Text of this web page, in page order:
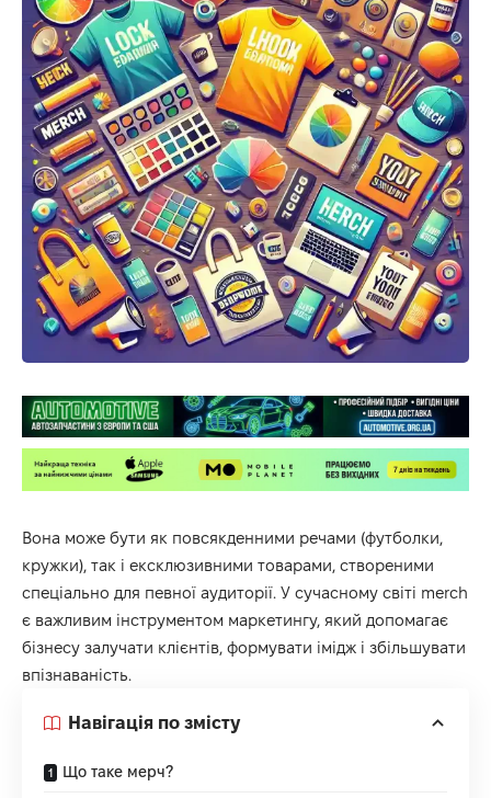
Вона може бути як повсякденними речами (футболки,
кружки), так і ексклюзивними товарами, створеними
спеціально для певної аудиторії. У сучасному світі merch
є важливим інструментом маркетингу, який допомагає
бізнесу залучати клієнтів, формувати імідж і збільшувати
впізнаваність.
Навігація по змісту
Що таке мерч?